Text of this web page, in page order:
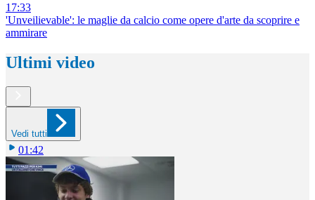
17:33
'Unveilievable': le maglie da calcio come opere d'arte da scoprire e
ammirare
Ultimi video
Vedi tutti
01:42